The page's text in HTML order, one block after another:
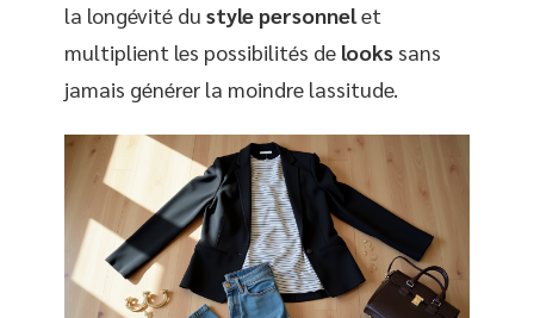
la longévité du style personnelet
multiplient les possibilités de looks sans
jamais générer la moindre lassitude.